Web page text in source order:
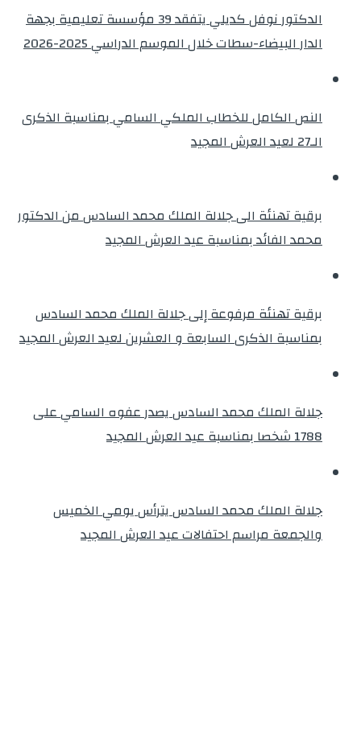
الدكتور نوفل كديلي يتفقد 39 مؤسسة تعليمية بجهة
الدار البيضاء-سطات خلال الموسم الدراسي 2025-2026
النص الكامل للخطاب الملكي السامي بمناسبة الذكرى
الـ27 لعيد العرش المجيد
برقية تهنئة الى جلالة الملك محمد السادس من الدكتور
محمد الفائد بمناسبة عيد العرش المجيد
برقية تهنئة مرفوعة إلى جلالة الملك محمد السادس
بمناسبة الذكرى السابعة و العشرين لعيد العرش المجيد
جلالة الملك محمد السادس يصدر عفوه السامي على
1788 شخصا بمناسبة عيد العرش المجيد
جلالة الملك محمد السادس يترأس يومي الخميس
والجمعة مراسم احتفالات عيد العرش المجيد